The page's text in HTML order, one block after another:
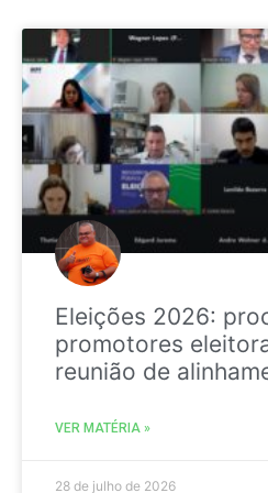
Eleições 2026:
promotores
reunião de
VER MATÉRIA »
28 de julho de 2026